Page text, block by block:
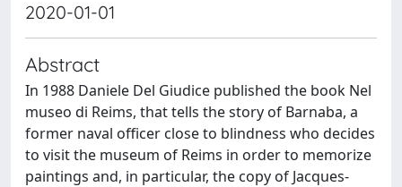
2020-01-01
Abstract
In 1988 Daniele Del Giudice published the book Nel
museo di Reims, that tells the story of Barnaba, a
former naval officer close to blindness who decides
to visit the museum of Reims in order to memorize
paintings and, in particular, the copy of Jacques-